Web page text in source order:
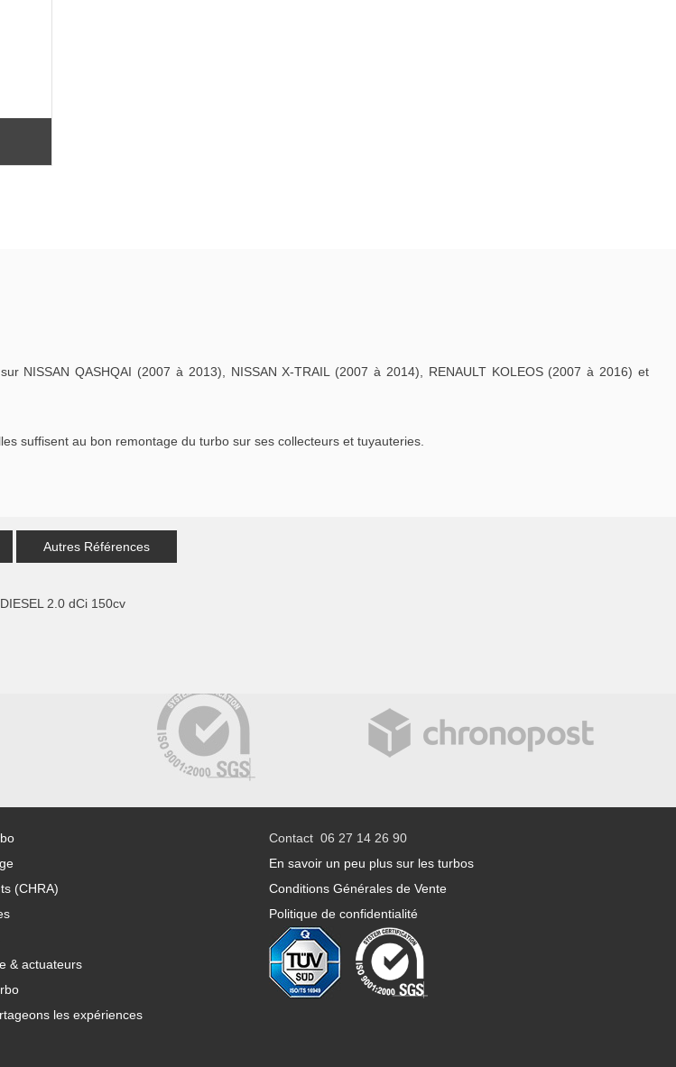
NISSAN QASHQAI (2007 à 2013), NISSAN X-TRAIL (2007 à 2014), RENAULT KOLEOS (2007 à 2016) et
suffisent au bon remontage du turbo sur ses collecteurs et tuyauteries.
Autres Références
2.0 dCi 150cv
(CHRA)
& actuateurs
les expériences
Contact 06 27 14 26 90
En savoir un peu plus sur les turbos
Conditions Générales de Vente
Politique de confidentialité